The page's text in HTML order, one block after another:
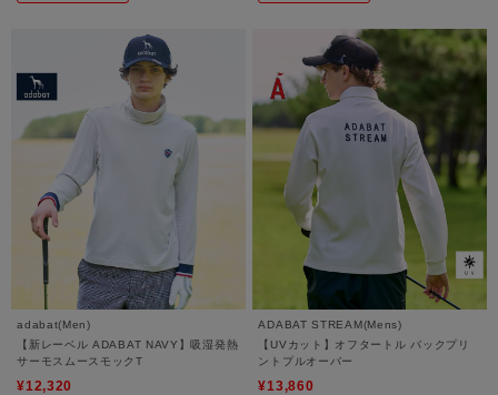
adabat(Men)
【新レーベル ADABAT NAVY】吸湿発熱
サーモスムースモックT
¥12,320
ADABAT STREAM(Mens)
【UVカット】オフタートル バックプリ
ントプルオーバー
¥13,860